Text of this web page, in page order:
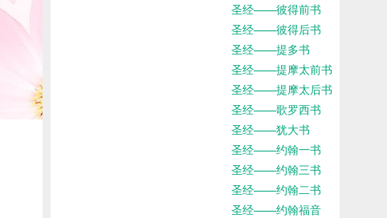
圣经——彼得前书
圣经——彼得后书
圣经——提多书
圣经——提摩太前书
圣经——提摩太后书
圣经——歌罗西书
圣经——犹大书
圣经——约翰一书
圣经——约翰三书
圣经——约翰二书
圣经——约翰福音